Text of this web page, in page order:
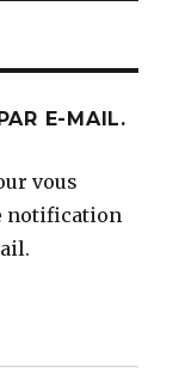
E-MAIL.
vous
notification